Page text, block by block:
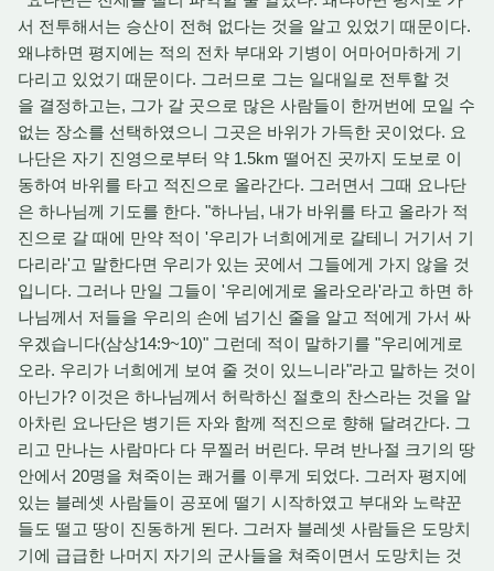
서 전투해서는 승산이 전혀 없다는 것을 알고 있었기 때문이다.
왜냐하면 평지에는 적의 전차 부대와 기병이 어마어마하게 기
다리고 있었기 때문이다. 그러므로 그는 일대일로 전투할 것
을 결정하고는, 그가 갈 곳으로 많은 사람들이 한꺼번에 모일 수
없는 장소를 선택하였으니 그곳은 바위가 가득한 곳이었다. 요
나단은 자기 진영으로부터 약 1.5km 떨어진 곳까지 도보로 이
동하여 바위를 타고 적진으로 올라간다. 그러면서 그때 요나단
은 하나님께 기도를 한다. "하나님, 내가 바위를 타고 올라가 적
진으로 갈 때에 만약 적이 '우리가 너희에게로 갈테니 거기서 기
다리라'고 말한다면 우리가 있는 곳에서 그들에게 가지 않을 것
입니다. 그러나 만일 그들이 '우리에게로 올라오라'라고 하면 하
나님께서 저들을 우리의 손에 넘기신 줄을 알고 적에게 가서 싸
우겠습니다(삼상14:9~10)" 그런데 적이 말하기를 "우리에게로
오라. 우리가 너희에게 보여 줄 것이 있느니라"라고 말하는 것이
아닌가? 이것은 하나님께서 허락하신 절호의 찬스라는 것을 알
아차린 요나단은 병기든 자와 함께 적진으로 향해 달려간다. 그
리고 만나는 사람마다 다 무찔러 버린다. 무려 반나절 크기의 땅
안에서 20명을 쳐죽이는 쾌거를 이루게 되었다. 그러자 평지에
있는 블레셋 사람들이 공포에 떨기 시작하였고 부대와 노략꾼
들도 떨고 땅이 진동하게 된다. 그러자 블레셋 사람들은 도망치
기에 급급한 나머지 자기의 군사들을 쳐죽이면서 도망치는 것